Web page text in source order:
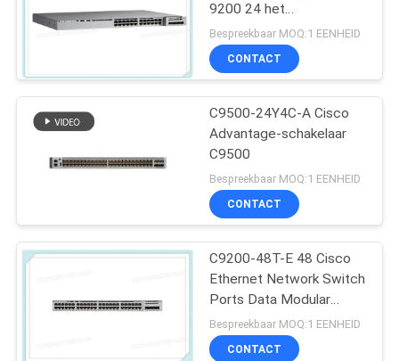
9200 24 het
Netwerkhoofdzaak van
de Havenpoe+
Schakelaar
Bespreekbaar MOQ:1 EENHEID
CONTACT
C9500-24Y4C-A Cisco
Advantage-schakelaar
C9500
Bespreekbaar MOQ:1 EENHEID
CONTACT
C9200-48T-E 48 Cisco
Ethernet Network Switch
Ports Data Modular
Uplink Opties
Bespreekbaar MOQ:1 EENHEID
CONTACT